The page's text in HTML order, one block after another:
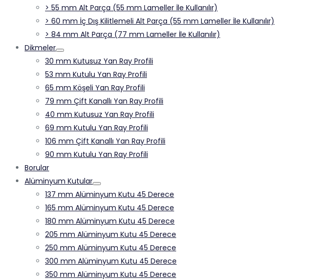
> 55 mm Alt Parça (55 mm Lameller İle Kullanılır)
> 60 mm İç Dış Kilitlemeli Alt Parça (55 mm Lameller İle Kullanılır)
> 84 mm Alt Parça (77 mm Lameller İle Kullanılır)
Dikmeler
30 mm Kutusuz Yan Ray Profili
53 mm Kutulu Yan Ray Profili
65 mm Köşeli Yan Ray Profili
79 mm Çift Kanallı Yan Ray Profili
40 mm Kutusuz Yan Ray Profili
69 mm Kutulu Yan Ray Profili
106 mm Çift Kanallı Yan Ray Profili
90 mm Kutulu Yan Ray Profili
Borular
Alüminyum Kutular
137 mm Alüminyum Kutu 45 Derece
165 mm Alüminyum Kutu 45 Derece
180 mm Alüminyum Kutu 45 Derece
205 mm Alüminyum Kutu 45 Derece
250 mm Alüminyum Kutu 45 Derece
300 mm Alüminyum Kutu 45 Derece
350 mm Alüminyum Kutu 45 Derece